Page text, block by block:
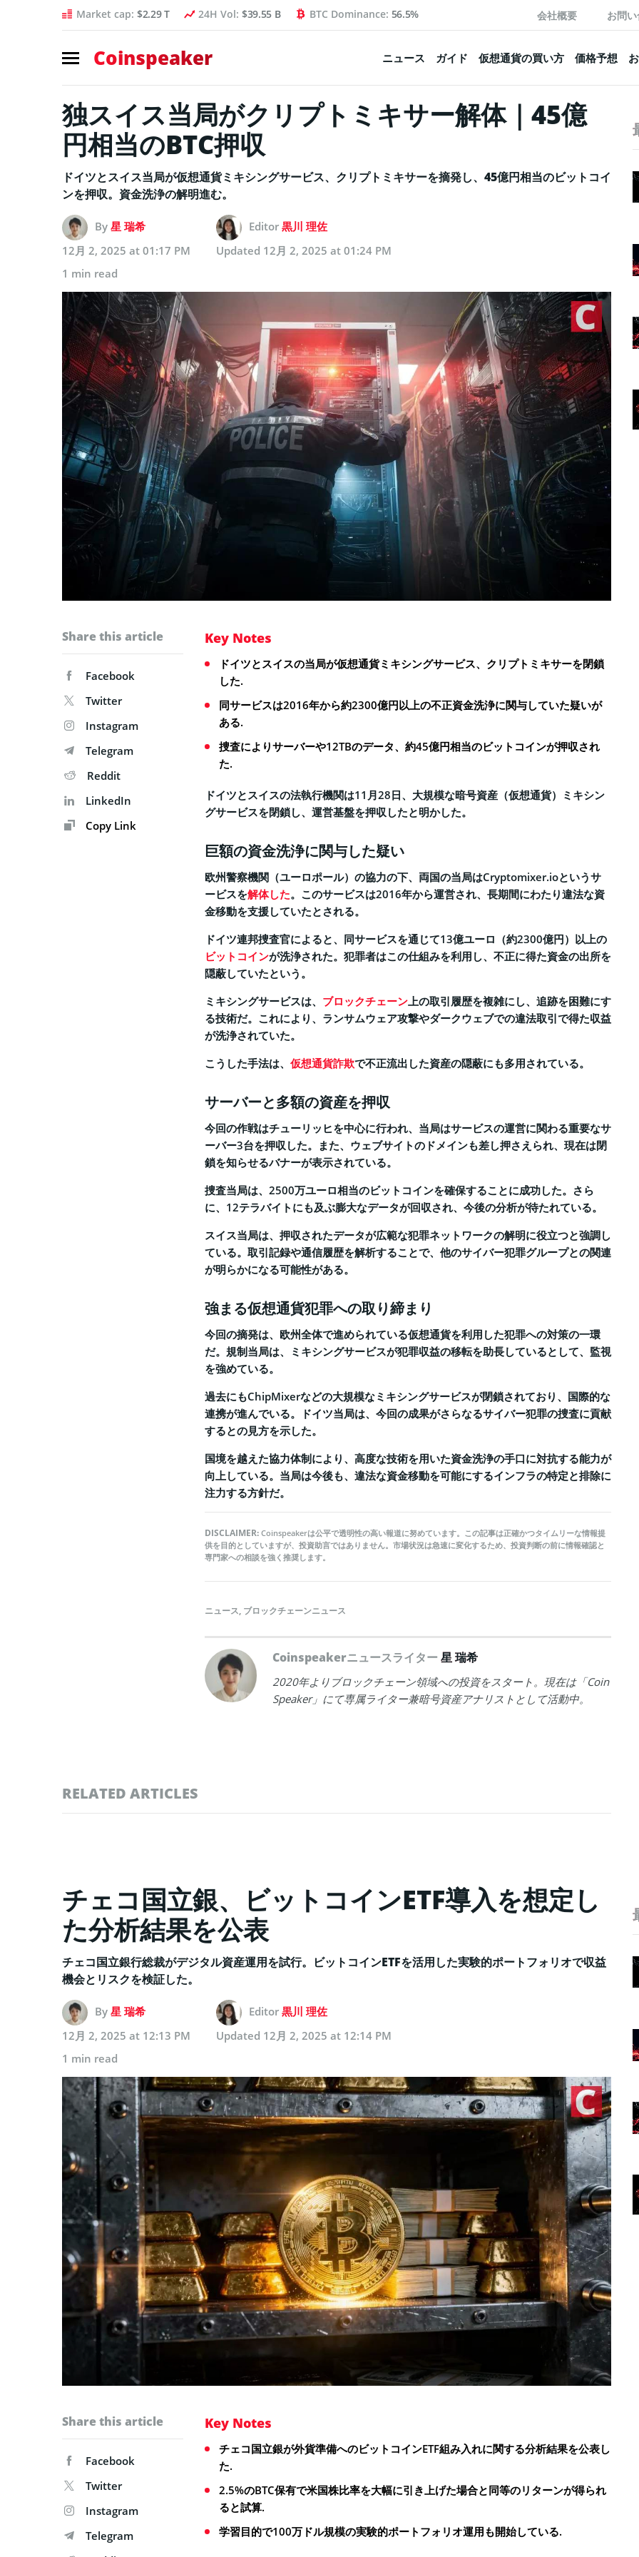
Market cap: $2.29 T 24H Vol: $39.55 B BTC Dominance: 56.5% 会社概要 お問
Coinspeaker ニュース ガイド 仮想通貨の買い方 価格予想
独スイス当局がクリプトミキサー解体｜45億
円相当のBTC押収
ドイツとスイス当局が仮想通貨ミキシングサービス、クリプトミキサーを摘発し、45億円相当のビットコイ
ンを押収。資金洗浄の解明進む。
By 星 瑞希 Editor 黒川 理佐
12月 2, 2025 at 01:17 PM
Updated 12月 2, 2025 at 01:24 PM
1 min read
Share this article
Facebook
Twitter
Instagram
Telegram
Reddit
LinkedIn
Copy Link
Key Notes
ドイツとスイスの当局が仮想通貨ミキシングサービス、クリプトミキサーを閉鎖
した.
同サービスは2016年から約2300億円以上の不正資金洗浄に関与していた疑いが
ある.
捜査によりサーバーや12TBのデータ、約45億円相当のビットコインが押収され
た.
ドイツとスイスの法執行機関は11月28日、大規模な暗号資産（仮想通貨）ミキシン
グサービスを閉鎖し、運営基盤を押収したと明かした。
巨額の資金洗浄に関与した疑い
欧州警察機関（ユーロポール）の協力の下、両国の当局はCryptomixer.ioというサ
ービスを解体した。このサービスは2016年から運営され、長期間にわたり違法な資
金移動を支援していたとされる。
ドイツ連邦捜査官によると、同サービスを通じて13億ユーロ（約2300億円）以上の
ビットコインが洗浄された。犯罪者はこの仕組みを利用し、不正に得た資金の出所を
隠蔽していたという。
ミキシングサービスは、 ブロックチェーン上の取引履歴を複雑にし、追跡を困難にす
る技術だ。これにより、ランサムウェア攻撃やダークウェブでの違法取引で得た収益
が洗浄されていた。
こうした手法は、 仮想通貨詐欺で不正流出した資産の隠蔽にも多用されている。
サーバーと多額の資産を押収
今回の作戦はチューリッヒを中心に行われ、当局はサービスの運営に関わる重要なサ
ーバー3台を押収した。また、ウェブサイトのドメインも差し押さえられ、現在は閉
鎖を知らせるバナーが表示されている。
捜査当局は、2500万ユーロ相当のビットコインを確保することに成功した。さら
に、12テラバイトにも及ぶ膨大なデータが回収され、今後の分析が待たれている。
スイス当局は、押収されたデータが広範な犯罪ネットワークの解明に役立つと強調し
ている。取引記録や通信履歴を解析することで、他のサイバー犯罪グループとの関連
が明らかになる可能性がある。
強まる仮想通貨犯罪への取り締まり
今回の摘発は、欧州全体で進められている仮想通貨を利用した犯罪への対策の一環
だ。規制当局は、ミキシングサービスが犯罪収益の移転を助長しているとして、監視
を強めている。
過去にもChipMixerなどの大規模なミキシングサービスが閉鎖されており、国際的な
連携が進んでいる。ドイツ当局は、今回の成果がさらなるサイバー犯罪の捜査に貢献
するとの見方を示した。
国境を越えた協力体制により、高度な技術を用いた資金洗浄の手口に対抗する能力が
向上している。当局は今後も、違法な資金移動を可能にするインフラの特定と排除に
注力する方針だ。
DISCLAIMER: Coinspeakerは公平で透明性の高い報道に努めています。この記事は正確かつタイムリーな情報提
供を目的としていますが、投資助言ではありません。市場状況は急速に変化するため、投資判断の前に情報確認と
専門家への相談を強く推奨します。
ニュース, ブロックチェーンニュース
Coinspeakerニュースライター星 瑞希
2020年よりブロックチェーン領域への投資をスタート。現在は「Coin
Speaker」にて専属ライター兼暗号資産アナリストとして活動中。
RELATED ARTICLES
チェコ国立銀、ビットコインETF導入を想定し
た分析結果を公表
チェコ国立銀行総裁がデジタル資産運用を試行。ビットコインETFを活用した実験的ポートフォリオで収益
機会とリスクを検証した。
By 星 瑞希 Editor 黒川 理佐
12月 2, 2025 at 12:13 PM
Updated 12月 2, 2025 at 12:14 PM
1 min read
Share this article
Facebook
Twitter
Instagram
Telegram
Key Notes
チェコ国立銀が外貨準備へのビットコインETF組み入れに関する分析結果を公表し
た.
2.5%のBTC保有で米国株比率を大幅に引き上げた場合と同等のリターンが得られ
ると試算.
学習目的で100万ドル規模の実験的ポートフォリオ運用も開始している.